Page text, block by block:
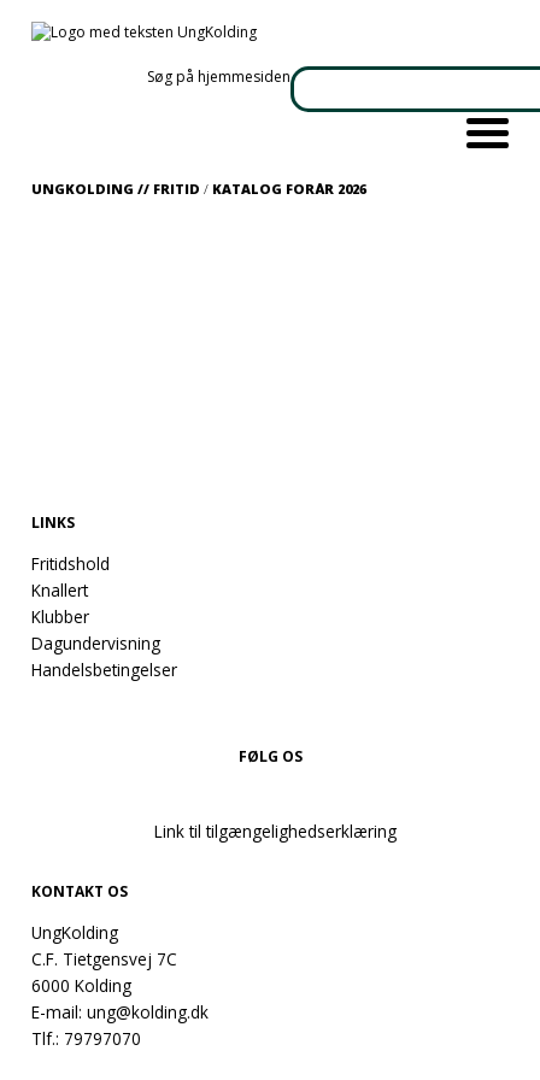
Søg på hjemmesiden
UNGKOLDING // FRITID / KATALOG FORÅR 2026
LINKS
Fritidshold
Knallert
Klubber
Dagundervisning
Handelsbetingelser
FØLG OS
Link til tilgængelighedserklæring
KONTAKT OS
UngKolding
C.F. Tietgensvej 7C
6000 Kolding
E-mail:ung@kolding.dk
Tlf.: 79797070